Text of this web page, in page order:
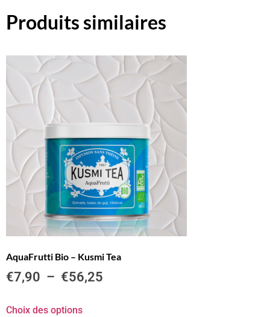
Produits similaires
AquaFrutti Bio – Kusmi Tea
€7,90 – €56,25
Choix des options